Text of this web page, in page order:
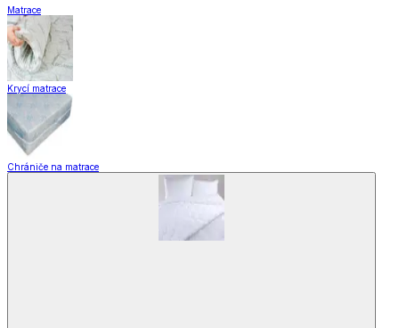
Matrace
Krycí matrace
Chrániče na matrace